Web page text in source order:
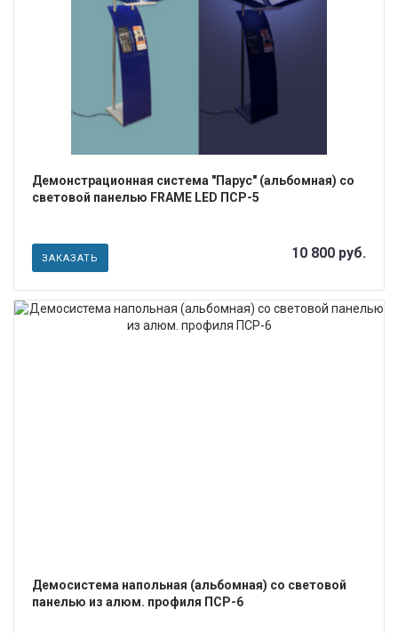
Демонстрационная система "Парус" (альбомная) со
световой панелью FRAME LED ПСР-5
ЗАКАЗАТЬ 10 800 руб.
Демосистема напольная (альбомная) со световой
панелью из алюм. профиля ПСР-6